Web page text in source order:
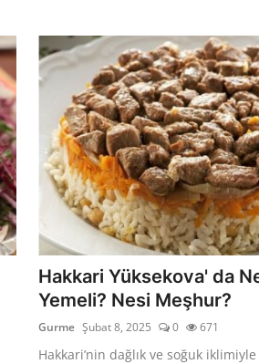
Hakkari Yüksekova' da
Yemeli? Nesi Meşhur?
Gurme Şubat 8, 2025 0 671
Hakkari’nin dağlık ve soğuk